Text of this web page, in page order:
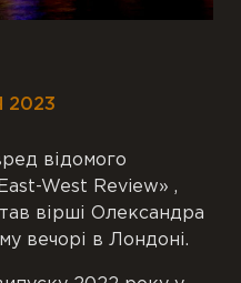
2023
відомого
West Review» ,
вірші Олександра
вечорі в Лондоні.